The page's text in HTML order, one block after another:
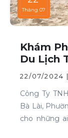
Tháng 07
Khám
Du Lịch
22/07/2024 |
Công Ty
Bà Lài,
cho những